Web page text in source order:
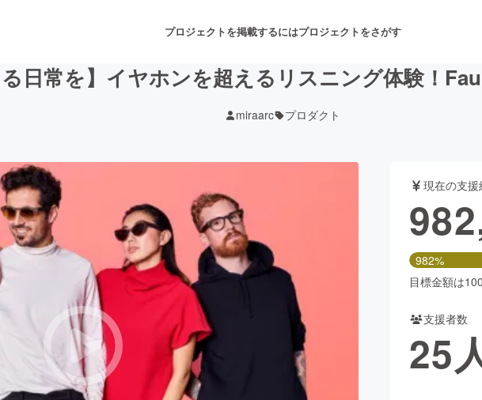
プロジェクトを掲載するにはプロジェクトをさがす
舞台・パフォーマンス
ェット ゲーム・サービス開発
書籍・雑誌出版
チャレンジ ビューティー・ヘルスケア
化
る日常を】イヤホンを超えるリスニング体験！
miraarc プロダクト
現在の支援
982%
目標金額は
支援者数
25